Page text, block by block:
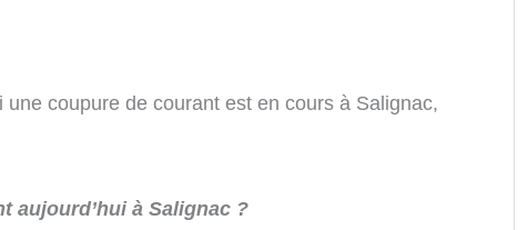
coupure de courant est en cours à Salignac,
aujourd’hui à Salignac ?